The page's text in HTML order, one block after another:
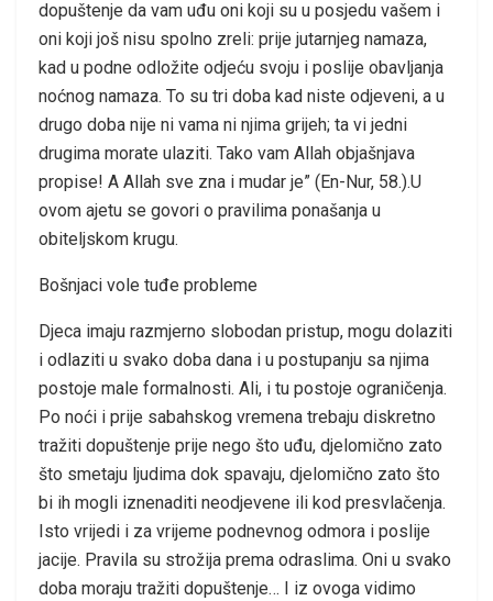
dopuštenje da vam uđu oni koji su u posjedu vašem i
oni koji još nisu spolno zreli: prije jutarnjeg namaza,
kad u podne odložite odjeću svoju i poslije obavljanja
noćnog namaza. To su tri doba kad niste odjeveni, a u
drugo doba nije ni vama ni njima grijeh; ta vi jedni
drugima morate ulaziti. Tako vam Allah objašnjava
propise! A Allah sve zna i mudar je” (En-Nur, 58.).U
ovom ajetu se govori o pravilima ponašanja u
obiteljskom krugu.
Bošnjaci vole tuđe probleme
Djeca imaju razmjerno slobodan pristup, mogu dolaziti
i odlaziti u svako doba dana i u postupanju sa njima
postoje male formalnosti. Ali, i tu postoje ograničenja.
Po noći i prije sabahskog vremena trebaju diskretno
tražiti dopuštenje prije nego što uđu, djelomično zato
što smetaju ljudima dok spavaju, djelomično zato što
bi ih mogli iznenaditi neodjevene ili kod presvlačenja.
Isto vrijedi i za vrijeme podnevnog odmora i poslije
jacije. Pravila su strožija prema odraslima. Oni u svako
doba moraju tražiti dopuštenje… I iz ovoga vidimo